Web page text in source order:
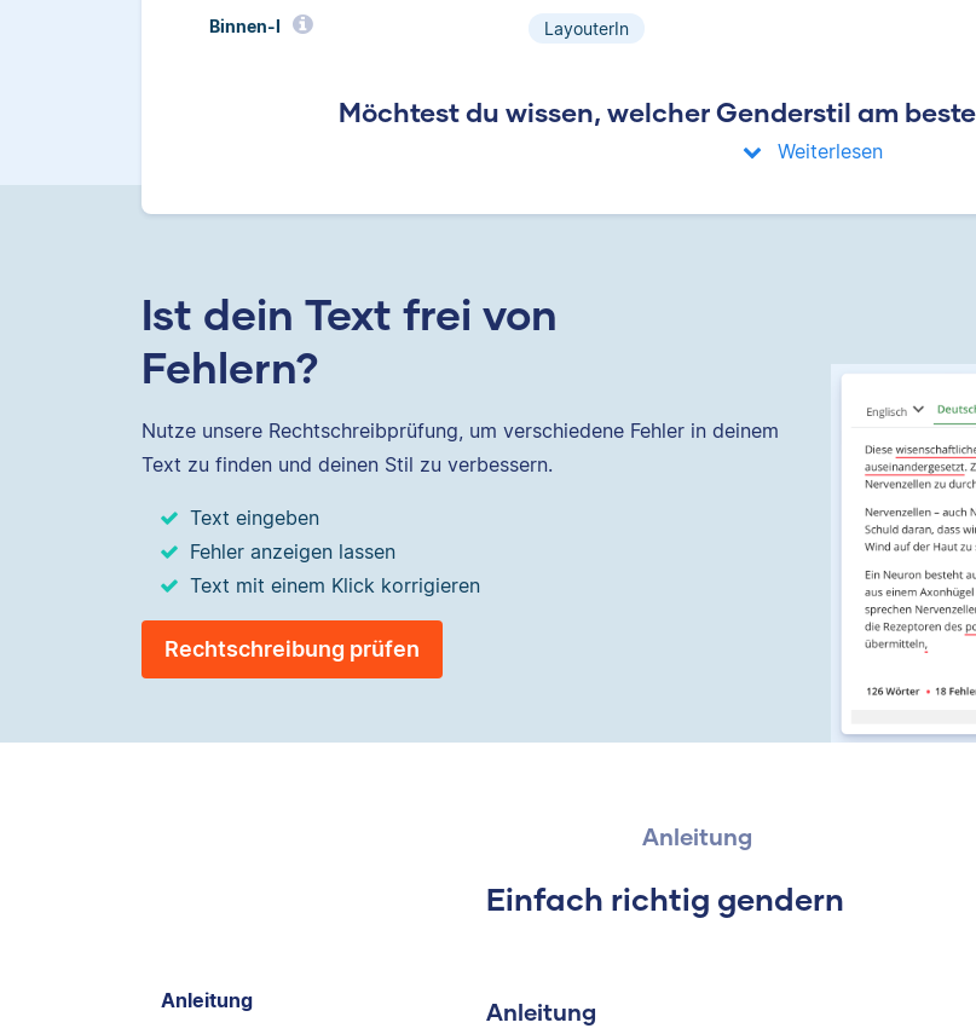
Binnen-I LayouterIn
Möchtest du wissen, welcher Genderstil am
Weiterlesen
Ist dein Text frei von
Fehlern?
Nutze unsere Rechtschreibprüfung, um verschiedene Fehler in deinem
Text zu finden und deinen Stil zu verbessern.
Text eingeben
Fehler anzeigen lassen
Text mit einem Klick korrigieren
Rechtschreibung prüfen
Anleitung
Einfach richtig gendern
Anleitung
Anleitung